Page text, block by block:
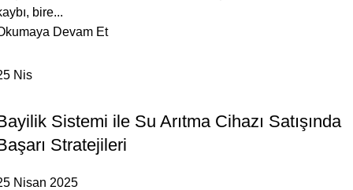
bire...
Devam Et
Nis
Sistemi ile Su Arıtma Cihazı Satışında
Stratejileri
Nisan 2025